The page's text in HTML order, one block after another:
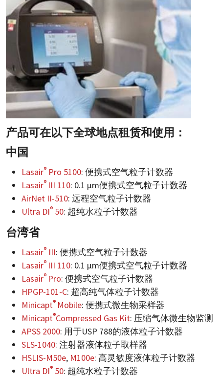
产品可在以下全球地点租赁和使用：
中国
Lasair® Pro 5100: 便携式空气粒子计数器
Lasair® III 110: 0.1 µm便携式空气粒子计数器
AirNet II-510: 远程空气粒子计数器
Ultra DI® 50: 超纯水粒子计数器
台湾省
Lasair® III: 便携式空气粒子计数器
Lasair® III 110: 0.1 µm便携式空气粒子计数器
Lasair® Pro: 便携式空气粒子计数器
HPGP-101-C: 超高纯气体粒子计数器
Minicapt® Mobile: 便携式微生物采样器
Minicapt®Compressed Gas Kit: 压缩气体微生物监测
APSS 2000: 用于USP 788的液体粒子计数器
SLS-1040: 注射器液体粒子取样器
HSLIS-M50e, M100e: 高灵敏度液体粒子计数器
Ultra DI® 50: 超纯水粒子计数器